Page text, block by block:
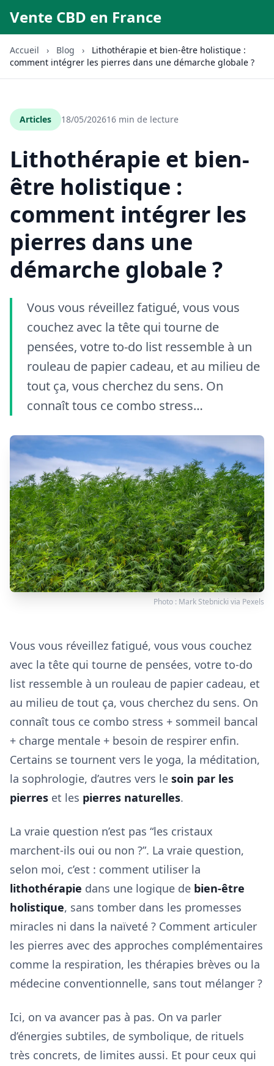
Vente CBD en France
Accueil › Blog ›
Lithothérapie et bien-être holistique :
comment intégrer les pierres dans une démarche globale ?
Articles 18/05/202616 min de lecture
Lithothérapie et bien-
être holistique :
comment intégrer les
pierres dans une
démarche globale ?
Vous vous réveillez fatigué, vous vous
couchez avec la tête qui tourne de
pensées, votre to-do list ressemble à un
rouleau de papier cadeau, et au milieu de
tout ça, vous cherchez du sens. On
connaît tous ce combo stress…
Photo : Mark Stebnicki via Pexels
Vous vous réveillez fatigué, vous vous couchez
avec la tête qui tourne de pensées, votre to-do
list ressemble à un rouleau de papier cadeau, et
au milieu de tout ça, vous cherchez du sens. On
connaît tous ce combo stress + sommeil bancal
+ charge mentale + besoin de respirer enfin.
Certains se tournent vers le yoga, la méditation,
la sophrologie, d’autres vers le soin par les
pierres et les pierres naturelles.
La vraie question n’est pas “les cristaux
marchent-ils oui ou non ?”. La vraie question,
selon moi, c’est : comment utiliser la
lithothérapie dans une logique de bien-être
holistique, sans tomber dans les promesses
miracles ni dans la naïveté ? Comment articuler
les pierres avec des approches complémentaires
comme la respiration, les thérapies brèves ou la
médecine conventionnelle, sans tout mélanger ?
Ici, on va avancer pas à pas. On va parler
d’énergies subtiles, de symbolique, de rituels
très concrets, de limites aussi. Et pour ceux qui